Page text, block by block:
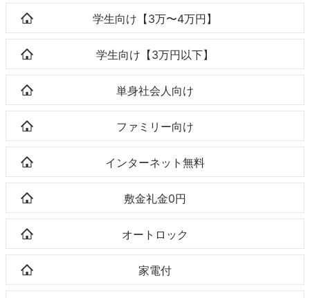
学生向け【3万〜4万円】
学生向け【3万円以下】
単身社会人向け
ファミリー向け
インターネット無料
敷金礼金0円
オートロック
家電付